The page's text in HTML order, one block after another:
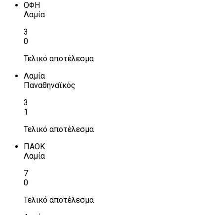
ΟΦΗ
Λαμία
3
0
Τελικό αποτέλεσμα
Λαμία
Παναθηναϊκός
3
1
Τελικό αποτέλεσμα
ΠΑΟΚ
Λαμία
7
0
Τελικό αποτέλεσμα